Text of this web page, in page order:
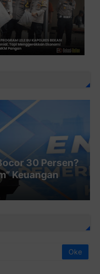
30 Persen?
Keuangan